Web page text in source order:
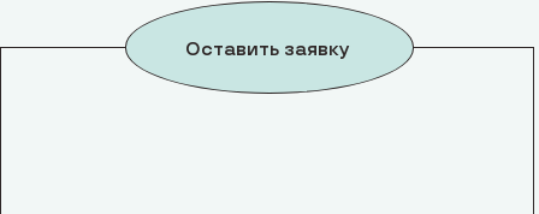
Оставить заявку